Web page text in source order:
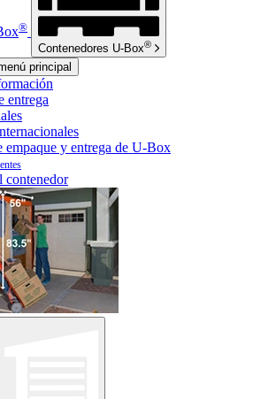
®
Contenedores U-Box®
principal
entrega
empaque y entrega de U-Box
contenedor